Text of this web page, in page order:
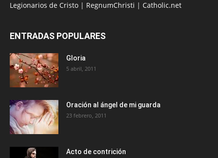
Legionarios de Cristo | RegnumChristi | Catholic.net
ENTRADAS POPULARES
Gloria
5 abril, 2011
Oración al ángel de mi guarda
23 febrero, 2011
Acto de contrición